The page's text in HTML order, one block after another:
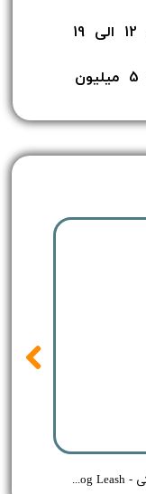
ارسال رایگان برای سفارشات بالای 5 میلیون
لیش پاراکورد سگ ژوانیت رنگ سبز و مشکی - JUANIT Dog Leash